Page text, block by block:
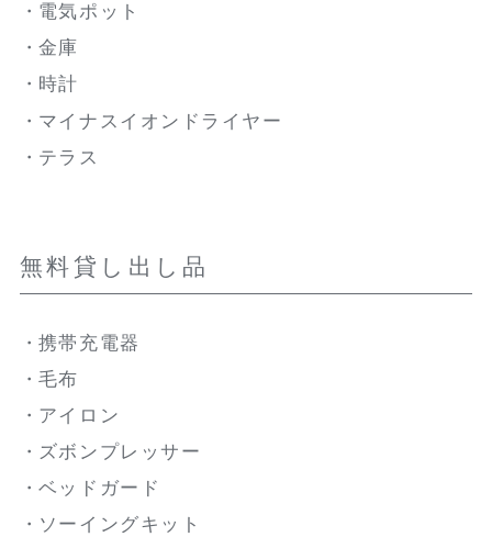
電気ポット
金庫
時計
マイナスイオンドライヤー
テラス
無料貸し出し品
携帯充電器
毛布
アイロン
ズボンプレッサー
ベッドガード
ソーイングキット